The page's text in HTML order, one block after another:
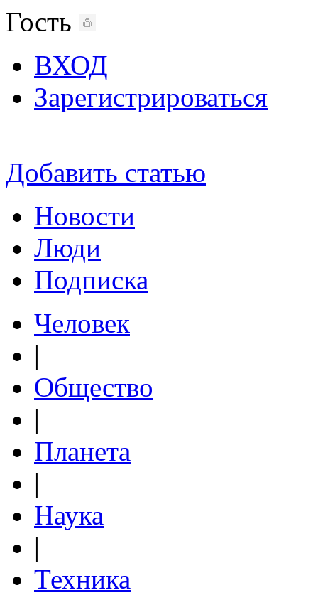
Гость
ВХОД
Зарегистрироваться
Добавить статью
Новости
Люди
Подписка
Человек
|
Общество
|
Планета
|
Наука
|
Техника